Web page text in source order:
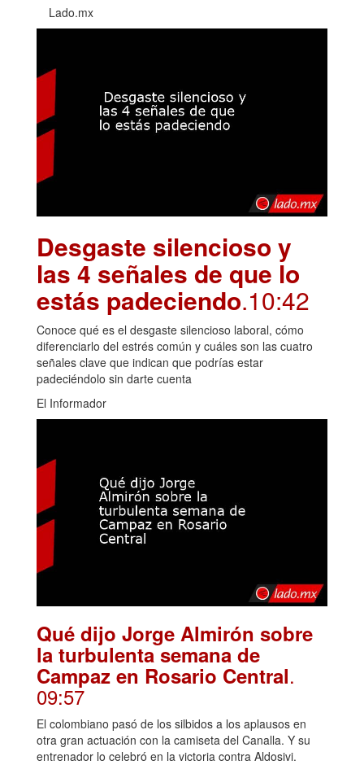
Lado.mx
Desgaste silencioso y
las 4 señales de que lo
estás padeciendo.10:42
Conoce qué es el desgaste silencioso laboral, cómo
diferenciarlo del estrés común y cuáles son las cuatro
señales clave que indican que podrías estar
padeciéndolo sin darte cuenta
El Informador
Qué dijo Jorge Almirón sobre
la turbulenta semana de
Campaz en Rosario Central.
09:57
El colombiano pasó de los silbidos a los aplausos en
otra gran actuación con la camiseta del Canalla. Y su
entrenador lo celebró en la victoria contra Aldosivi.